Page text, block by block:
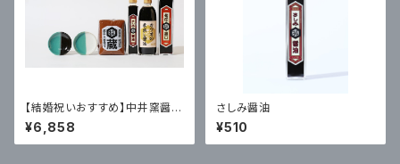
【結婚祝いおすすめ】中井窯醤油
小皿2枚セット①
¥6,858
さしみ醤油
¥510